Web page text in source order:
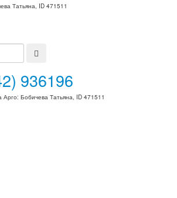
Татьяна, ID 471511
936196
Арго: Бобичева Татьяна, ID 471511